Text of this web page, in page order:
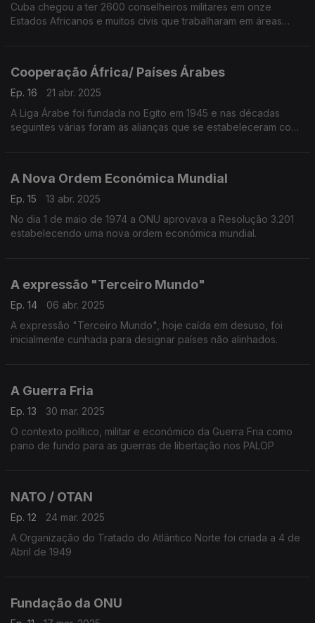
Cuba chegou a ter 2600 conselheiros militares em onze
Estados Africanos e muitos civis que trabalharam em áreas
Cooperação África/ Países Árabes
Ep. 16
21 abr. 2025
A Liga Árabe foi fundada no Egito em 1945 e nas décadas
seguintes várias foram as alianças que se estabeleceram com
A Nova Ordem Económica Mundial
Ep. 15
13 abr. 2025
No dia 1 de maio de 1974 a ONU aprovava a Resolução 3.201
estabelecendo uma nova ordem económica mundial.
A expressão "Terceiro Mundo"
Ep. 14
06 abr. 2025
A expressão "Terceiro Mundo", hoje caída em desuso, foi
inicialmente cunhada para designar países não alinhados.
A Guerra Fria
Ep. 13
30 mar. 2025
O contexto político, militar e económico da Guerra Fria como
pano de fundo para as guerras de libertação nos PALOP
NATO / OTAN
Ep. 12
24 mar. 2025
A Organização do Tratado do Atlântico Norte foi criada a 4 de
Abril de 1949
Fundação da ONU